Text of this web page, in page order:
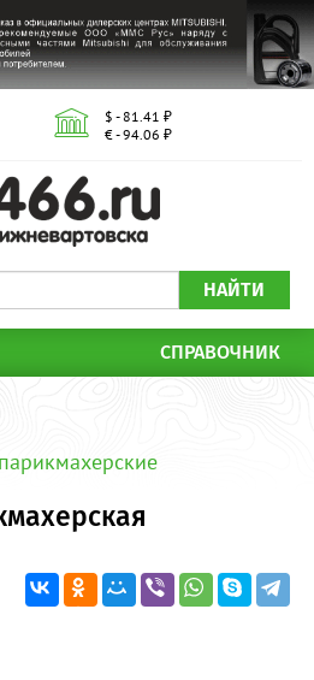
$ - 81.41 ₽
€ - 94.06 ₽
НАЙТИ
СПРАВОЧНИК